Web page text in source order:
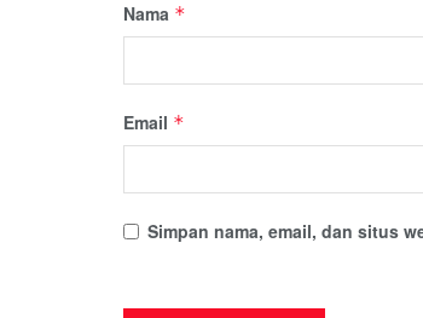
Nama *
Email *
Simpan nama, email, dan situs